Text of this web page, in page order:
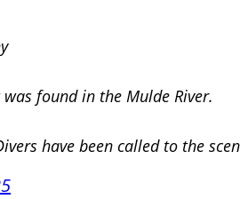
found in the Mulde River.
have been called to the